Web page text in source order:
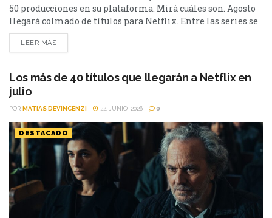
50 producciones en su plataforma. Mirá cuáles son. Agosto
llegará colmado de títulos para Netflix. Entre las series se
destacan: Moria y la segunda parte de Cien Años de
Soledad, además de Toda la verdad de mis mentiras. Como
de...
LEER MÁS
Los más de 40 títulos que llegarán a Netflix en
julio
POR MATIAS DEVINCENZI 24 JUNIO, 2026 0
DESTACADO